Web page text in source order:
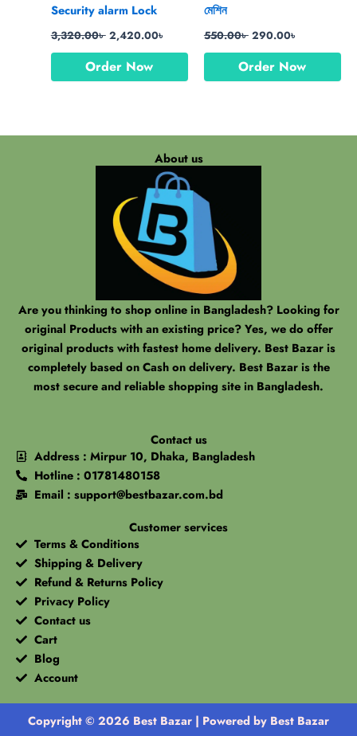
Security alarm Lock
3,320.00৳ 2,420.00৳
Order Now
মেশিন
550.00৳ 290.00৳
Order Now
About us
Are you thinking to shop online in Bangladesh? Looking for
original Products with an existing price? Yes, we do offer
original products with fastest home delivery. Best Bazar is
completely based on Cash on delivery. Best Bazar is the
most secure and reliable shopping site in Bangladesh.
Contact us
Address : Mirpur 10, Dhaka, Bangladesh
Hotline : 01781480158
Email : support@bestbazar.com.bd
Customer services
Terms & Conditions
Shipping & Delivery
Refund & Returns Policy
Privacy Policy
Contact us
Cart
Blog
Account
Copyright © 2026 Best Bazar | Powered by Best Bazar